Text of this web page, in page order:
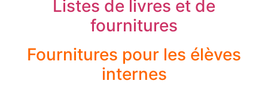
Listes de livres et de
fournitures
Fournitures pour les élèves
internes